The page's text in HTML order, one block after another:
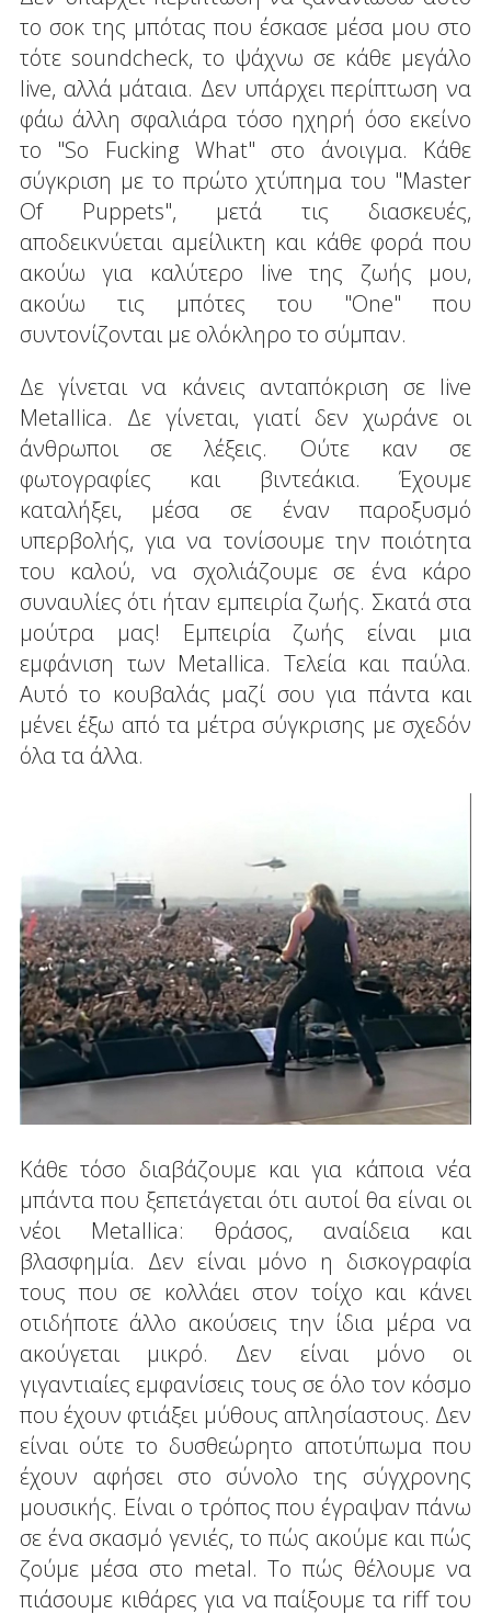
το σοκ της μπότας που έσκασε μέσα μου στο
τότε soundcheck, το ψάχνω σε κάθε μεγάλο
live, αλλά μάταια. Δεν υπάρχει περίπτωση να
φάω άλλη σφαλιάρα τόσο ηχηρή όσο εκείνο
το "So Fucking What" στο άνοιγμα. Κάθε
σύγκριση με το πρώτο χτύπημα του "Master
Of Puppets", μετά τις διασκευές,
αποδεικνύεται αμείλικτη και κάθε φορά που
ακούω για καλύτερο live της ζωής μου,
ακούω τις μπότες του "One" που
συντονίζονται με ολόκληρο το σύμπαν.
Δε γίνεται να κάνεις ανταπόκριση σε live
Metallica. Δε γίνεται, γιατί δεν χωράνε οι
άνθρωποι σε λέξεις. Ούτε καν σε
φωτογραφίες και βιντεάκια. Έχουμε
καταλήξει, μέσα σε έναν παροξυσμό
υπερβολής, για να τονίσουμε την ποιότητα
του καλού, να σχολιάζουμε σε ένα κάρο
συναυλίες ότι ήταν εμπειρία ζωής. Σκατά στα
μούτρα μας! Εμπειρία ζωής είναι μια
εμφάνιση των Metallica. Τελεία και παύλα.
Αυτό το κουβαλάς μαζί σου για πάντα και
μένει έξω από τα μέτρα σύγκρισης με σχεδόν
όλα τα άλλα.
Κάθε τόσο διαβάζουμε και για κάποια νέα
μπάντα που ξεπετάγεται ότι αυτοί θα είναι οι
νέοι Metallica: θράσος, αναίδεια και
βλασφημία. Δεν είναι μόνο η δισκογραφία
τους που σε κολλάει στον τοίχο και κάνει
οτιδήποτε άλλο ακούσεις την ίδια μέρα να
ακούγεται μικρό. Δεν είναι μόνο οι
γιγαντιαίες εμφανίσεις τους σε όλο τον κόσμο
που έχουν φτιάξει μύθους απλησίαστους. Δεν
είναι ούτε το δυσθεώρητο αποτύπωμα που
έχουν αφήσει στο σύνολο της σύγχρονης
μουσικής. Είναι ο τρόπος που έγραψαν πάνω
σε ένα σκασμό γενιές, το πώς ακούμε και πώς
ζούμε μέσα στο metal. Το πώς θέλουμε να
πιάσουμε κιθάρες για να παίξουμε τα riff του